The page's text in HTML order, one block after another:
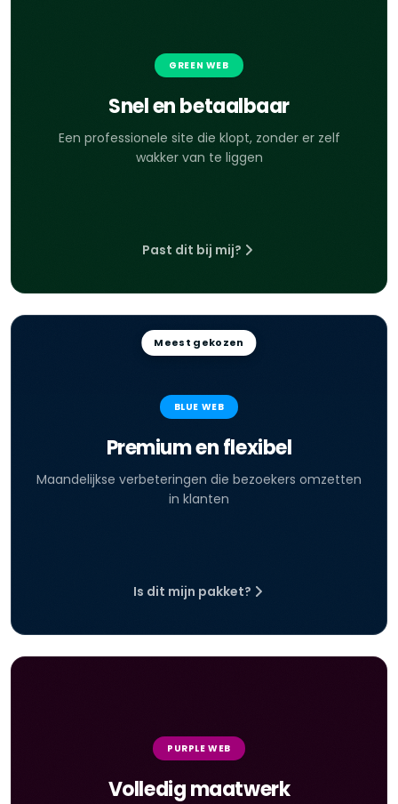
GREEN WEB
Snel en betaalbaar
Een professionele site die klopt, zonder er zelf
wakker van te liggen
Past dit bij mij?
Meest gekozen
BLUE WEB
Premium en flexibel
Maandelijkse verbeteringen die bezoekers omzetten
in klanten
Is dit mijn pakket?
PURPLE WEB
Volledig maatwerk